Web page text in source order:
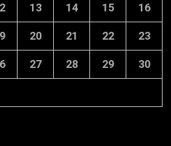
13 14 15 16
20 21 22 23
27 28 29 30